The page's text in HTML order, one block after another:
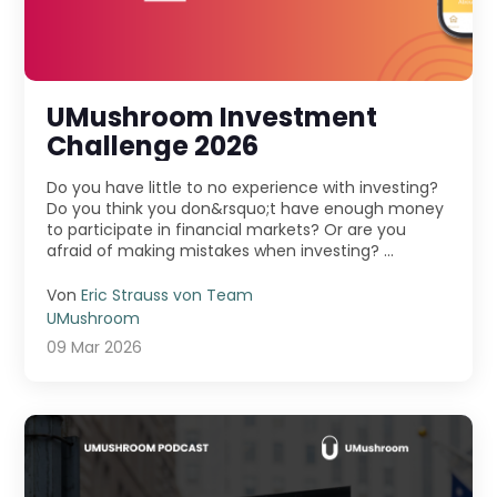
UMushroom Investment
Challenge 2026
Do you have little to no experience with investing?
Do you think you don&rsquo;t have enough money
to participate in financial markets? Or are you
afraid of making mistakes when investing? ...
VonEric Strauss von Team
UMushroom
09 Mar 2026